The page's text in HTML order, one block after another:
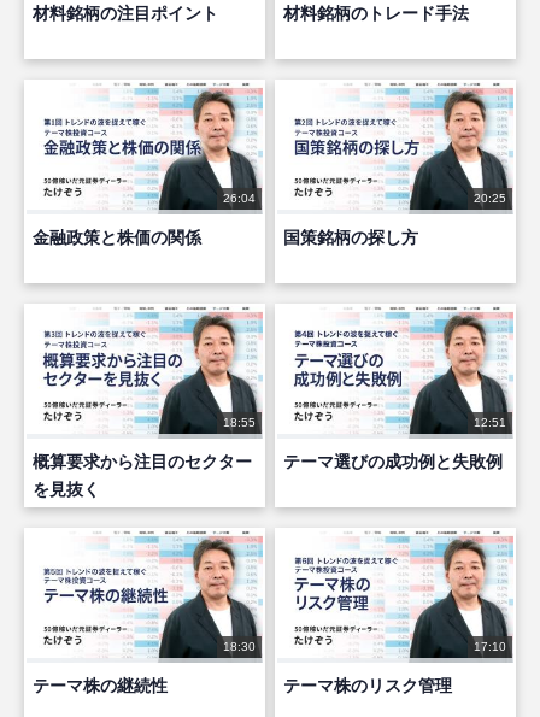
材料銘柄の注目ポイント 材料銘柄のトレード手法
26:04
金融政策と株価の関係
20:25
国策銘柄の探し方
18:55
概算要求から注目のセクター
を見抜く
12:51
テーマ選びの成功例と失敗例
18:30
テーマ株の継続性
17:10
テーマ株のリスク管理